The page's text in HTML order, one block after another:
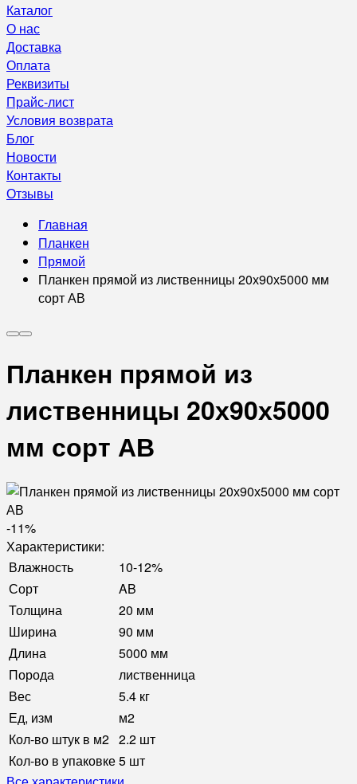
Каталог
О нас
Доставка
Оплата
Реквизиты
Прайс-лист
Условия возврата
Блог
Новости
Контакты
Отзывы
Главная
Планкен
Прямой
Планкен прямой из лиственницы 20х90х5000 мм
сорт АВ
Планкен прямой из
лиственницы 20х90х5000
мм сорт АВ
-11%
Характеристики:
Влажность
10-12%
Сорт
AB
Толщина
20 мм
Ширина
90 мм
Длина
5000 мм
Порода
лиственница
Вес
5.4 кг
Ед, изм
м2
Кол-во штук в м2 2.2 шт
Кол-во в упаковке5 шт